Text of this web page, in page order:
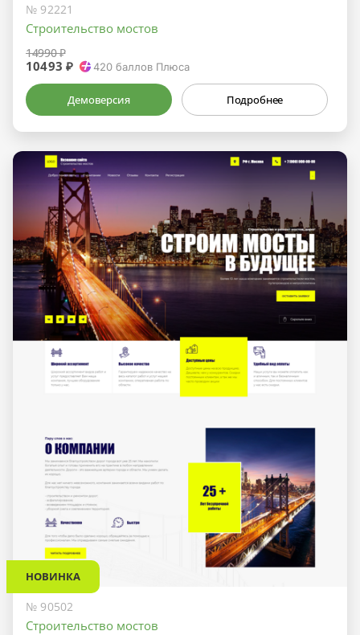
№ 92221
Строительство мостов
14990 ₽
10493 ₽ 420 баллов Плюса
Демоверсия Подробнее
НОВИНКА
№ 90502
Строительство мостов